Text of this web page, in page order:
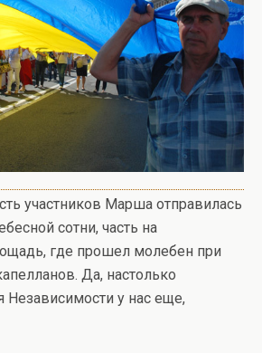
участников Марша отправилась
сотни, часть на
где прошел молебен при
Да, настолько
Независимости у нас еще,